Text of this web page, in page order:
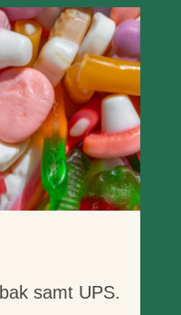
samt UPS.